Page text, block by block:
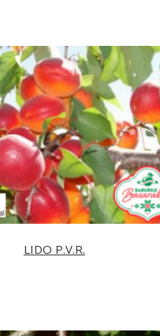
LIDO P.V.R.